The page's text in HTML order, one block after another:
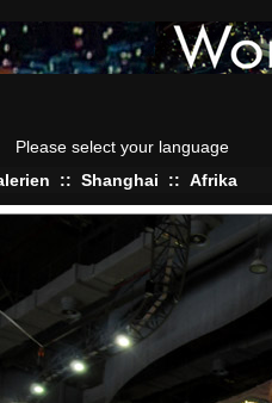
Please select your language
:: Shanghai :: Afrika